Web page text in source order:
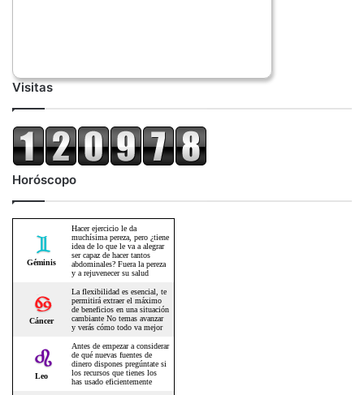
Visitas
Horóscopo